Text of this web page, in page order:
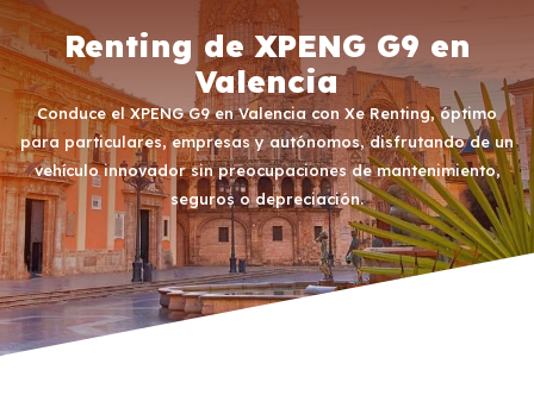
Renting de XPENG G9 en
Valencia
Conduce el XPENG G9 en Valencia con Xe Renting, óptimo
para particulares, empresas y autónomos, disfrutando de un
vehículo innovador sin preocupaciones de mantenimiento,
seguros o depreciación.